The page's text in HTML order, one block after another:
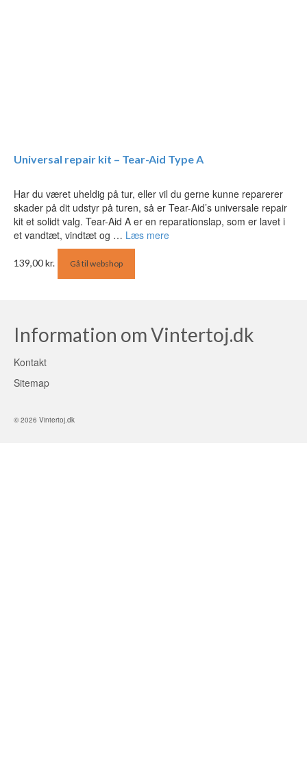
Universal repair kit – Tear-Aid Type A
Har du været uheldig på tur, eller vil du gerne kunne reparerer
skader på dit udstyr på turen, så er Tear-Aid’s universale repair
kit et solidt valg. Tear-Aid A er en reparationslap, som er lavet i
et vandtæt, vindtæt og … Læs mere
139,00kr. Gå til webshop
Information om Vintertoj.dk
Kontakt
Sitemap
© 2026 Vintertoj.dk